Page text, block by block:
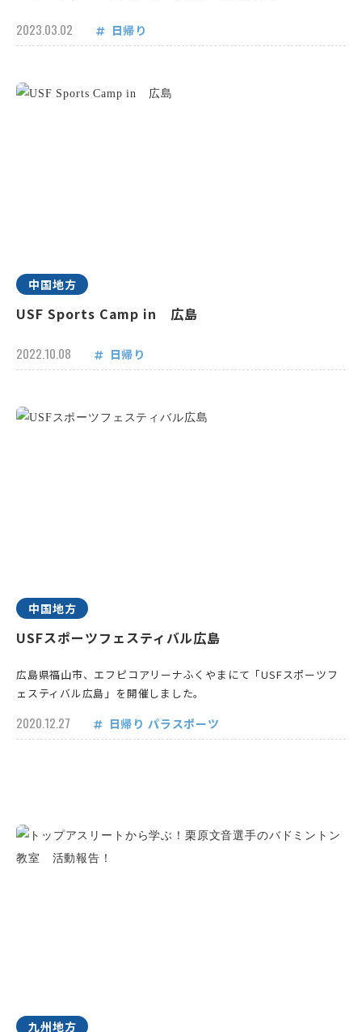
2023.03.02 日帰り
中国地方
USF Sports Camp in 広島
2022.10.08 日帰り
中国地方
USFスポーツフェスティバル広島
広島県福山市、エフピコアリーナふくやまにて「USFスポーツフ
ェスティバル広島」を開催しました。
2020.12.27 日帰り パラスポーツ
九州地方